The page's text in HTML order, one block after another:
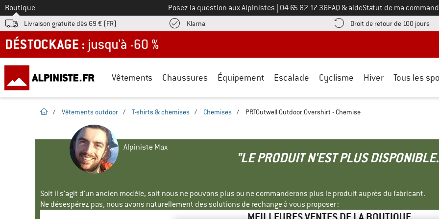
Vers le
Boutique Posez la question aux Alpinistes Appelez-nous au
04 65 82 17 36FAQ & aideStatut de ma
Livraison gratuite dès 69 € (FR) KlarnaTrouve les informations de paiement ici ! Ouvre une boîte d'information
Droit de retour de 100 jours
DÉSTOCKAGE : jusqu'à -60 %
Vêtements Chaussures Équipement Escalade Cyclisme Hiver Tous les
Page d'accueil
/ Vêtements outdoor / T-shirts & chemises / Chemises / PRTOutwell Outdoor Overshirt - Chemise
Alpiniste Max
"LE PRODUIT N'EST PLUS
Soit il s'agit d'un ancien modèle, soit nous ne pouvons plus ou ne commanderons plus le produit auprès du fabricant.
Ne désespérez pas, nous avons naturellement des solutions de rechange à vous proposer :